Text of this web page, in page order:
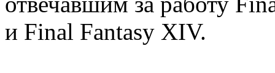
и Final Fantasy XIV.